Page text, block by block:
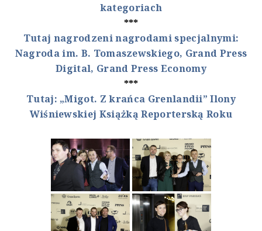
kategoriach
***
Tutaj nagrodzeni nagrodami specjalnymi:
Nagroda im. B. Tomaszewskiego, Grand Press
Digital, Grand Press Economy
***
Tutaj: „Migot. Z krańca Grenlandii” Ilony
Wiśniewskiej Książką Reporterską Roku